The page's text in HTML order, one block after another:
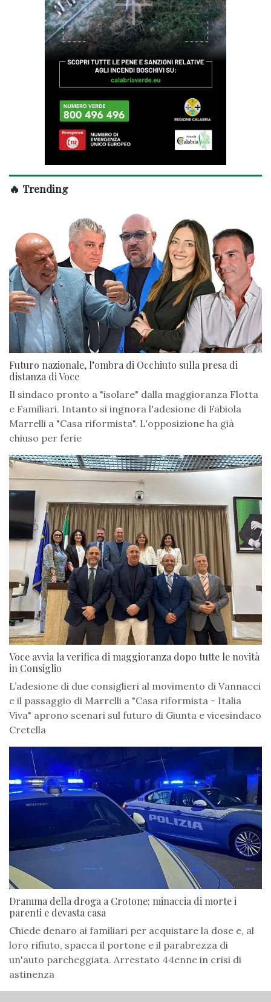
🔥 Trending
Futuro nazionale, l’ombra di Occhiuto sulla presa di
distanza di Voce
Il sindaco pronto a "isolare" dalla maggioranza Flotta
e Familiari. Intanto si ingnora l'adesione di Fabiola
Marrelli a "Casa riformista". L'opposizione ha già
chiuso per ferie
Voce avvia la verifica di maggioranza dopo tutte le novità
in Consiglio
L’adesione di due consiglieri al movimento di Vannacci
e il passaggio di Marrelli a "Casa riformista - Italia
Viva" aprono scenari sul futuro di Giunta e vicesindaco
Cretella
Dramma della droga a Crotone: minaccia di morte i
parenti e devasta casa
Chiede denaro ai familiari per acquistare la dose e, al
loro rifiuto, spacca il portone e il parabrezza di
un'auto parcheggiata. Arrestato 44enne in crisi di
astinenza